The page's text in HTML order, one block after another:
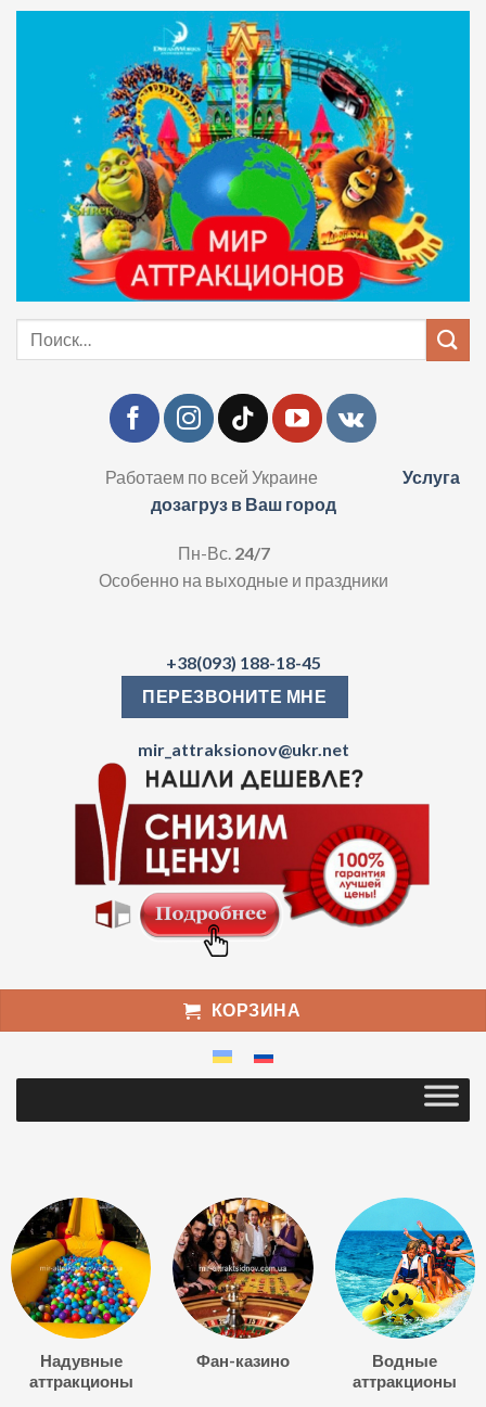
Skip
Искать:
Работаем по всей Украине
Услуга
дозагруз в Ваш город
Пн-Вс. 24/7
Особенно на выходные и праздники
+38(093) 188-18-45
ПЕРЕЗВОНИТЕ МНЕ
mir_attraksionov@ukr.net
КОРЗИНА
Надувные
аттракционы
Фан-казино
Водные
аттракционы